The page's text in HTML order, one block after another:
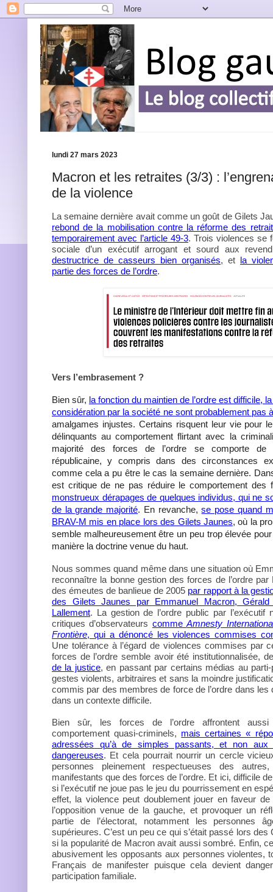
lundi 27 mars 2023
Macron et les retraites (3/3) :
de la violence
La semaine dernière avait comme un goût de Gilets
rebond de la mobilisation contre la réforme des
temporairement avec l’article 49-3. Trois violences se
sociale d’un exécutif arrogant et sourd aux
destructrice de casseurs bien organisés, et
la
partie des forces de l’ordre.
Vers l’embrasement ?
Bien sûr, la fonction du maintien de l’ordre est difficile,
considération par la société ne sont probablement pas
amalgames injustes. Certains risquent leur vie pour
délinquants au comportement flirtant avec la
majorité des forces de l’ordre se comporte de
républicaine, y compris dans des circonstances
comme cela a pu être le cas la semaine dernière.
est critique de ne pas réduire le comportement des
monstrueux dérapages de quelques individus, qui ne
de la grande majorité. En revanche,se pose quand
BRAV-M mis en place lors des Gilets Jaunes, où la
semble malheureusement être un peu trop élevée
manière la doctrine venue du haut.
Nous sommes quand même dans une situation où
reconnaître la bonne gestion des forces de l’ordre
des émeutes de banlieue de 2005 par rapport à la
des Gilets Jaunes par Emmanuel Macron,
Lallement. La gestion de l’ordre public par l’exécutif
critiques d’observateurs commeAmnesty
Frontière, qui a dénoncé les violences commises
Une tolérance à l’égard de violences commises par
forces de l’ordre semble avoir été institutionnalisée,
de la justice, en passant par certains médias au
gestes violents, arbitraires et sans la moindre
commis par des membres de force de l’ordre dans les
dans un contexte difficile.
Bien sûr, les forces de l’ordre affrontent
comportement quasi-criminels, mais certaines «
adressées qu’à de simples passants, et non aux
dangereuses. Et cela pourrait nourrir un cercle
personnes pleinement respectueuses des
manifestants que des forces de l’ordre. Et ici, difficile
si l’exécutif ne joue pas le jeu du pourrissement en
effet, la violence peut doublement jouer en faveur
l’opposition venue de la gauche, et provoquer un
partie de l’électorat, notamment les personnes
supérieures. C’est un peu ce qui s’était passé lors
si la popularité de Macron avait aussi sombré. Enfin,
abusivement les opposants aux personnes violentes,
Français de manifester puisque cela devient
participation familiale.